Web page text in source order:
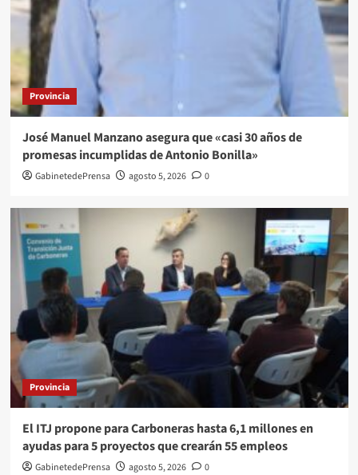
Provincia
José Manuel Manzano asegura que «casi 30 años de
promesas incumplidas de Antonio Bonilla»
GabinetedePrensa agosto 5, 2026 0
Provincia
El ITJ propone para Carboneras hasta 6,1 millones en
ayudas para 5 proyectos que crearán 55 empleos
GabinetedePrensa agosto 5, 2026 0